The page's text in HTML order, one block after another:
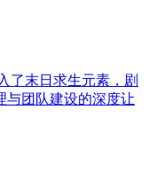
了末日求生元素，剧
与团队建设的深度让